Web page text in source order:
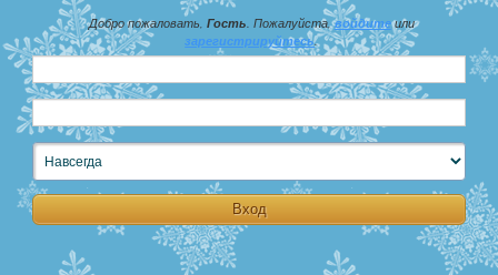
Добро пожаловать, Гость . Пожалуйста,войдитеили
зарегистрируйтесь.